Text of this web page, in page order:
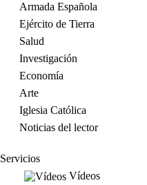
Armada Española
Ejército de Tierra
Salud
Investigación
Economía
Arte
Iglesia Católica
Noticias del lector
Servicios
Vídeos